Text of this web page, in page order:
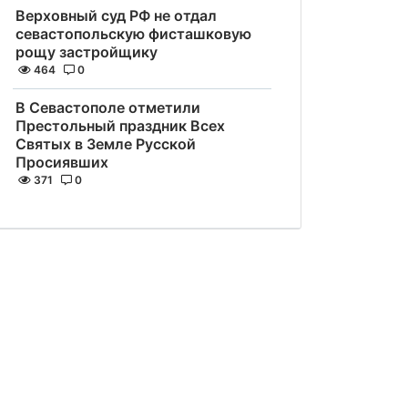
Верховный суд РФ не отдал
севастопольскую фисташковую
рощу застройщику
464 0
В Севастополе отметили
Престольный праздник Всех
Святых в Земле Русской
Просиявших
371 0